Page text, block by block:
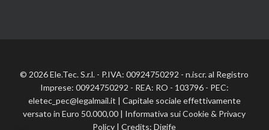
© 2026 Ele.Tec. S.r.l. - P.IVA: 00924750292 - n.iscr. al Registro
Imprese: 00924750292 - REA: RO - 103796 - PEC:
eletec_pec@legalmail.it | Capitale sociale effettivamente
versato in Euro 50.000,00 | Informativa sui Cookie& Privacy
Policy | Credits:Digife